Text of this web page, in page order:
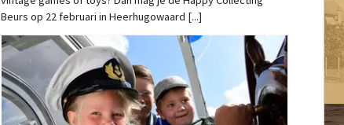
Beurs op 22 februari in Heerhugowaard [...]